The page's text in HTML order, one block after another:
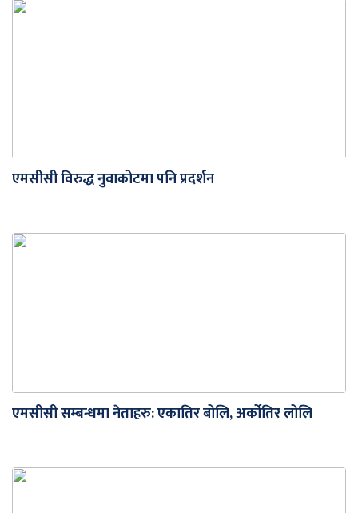
एमसीसी विरुद्ध नुवाकोटमा पनि प्रदर्शन
एमसीसी सम्बन्धमा नेताहरु: एकातिर बोलि, अर्कोतिर लोलि